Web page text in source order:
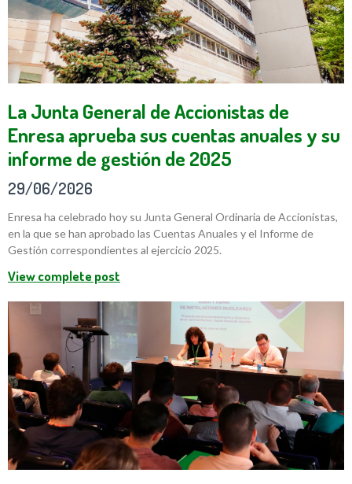
La Junta General de Accionistas de
Enresa aprueba sus cuentas anuales y su
informe de gestión de 2025
29/06/2026
Enresa ha celebrado hoy su Junta General Ordinaria de Accionistas,
en la que se han aprobado las Cuentas Anuales y el Informe de
Gestión correspondientes al ejercicio 2025.
View complete post